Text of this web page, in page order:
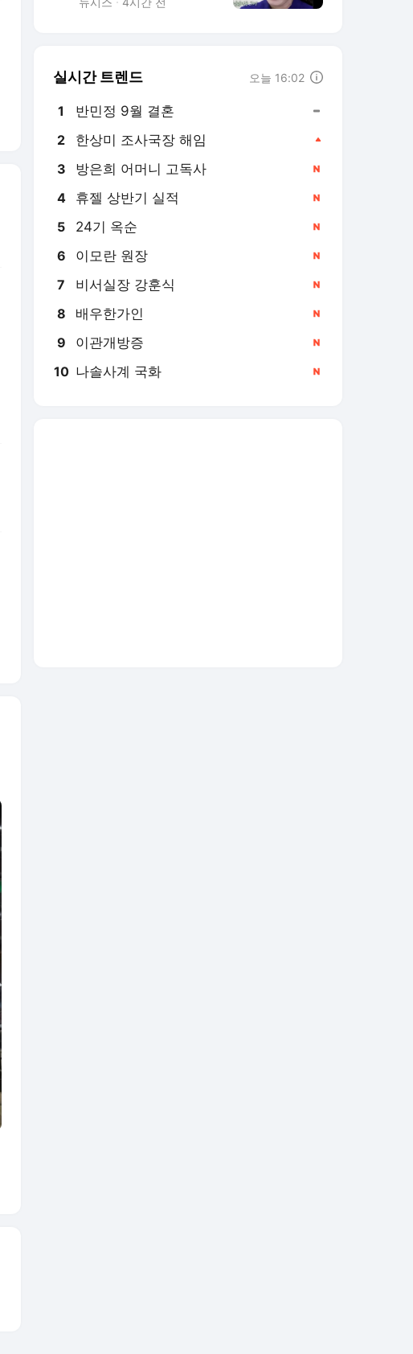
실시간 트렌드 오늘 16:02
1
반민정 9월 결혼
2
한상미 조사국장 해임
3
방은희 어머니 고독사
4
휴젤 상반기 실적
5
24기 옥순
6
이모란 원장
7
비서실장 강훈식
8
배우한가인
9
이관개방증
10 나솔사계 국화